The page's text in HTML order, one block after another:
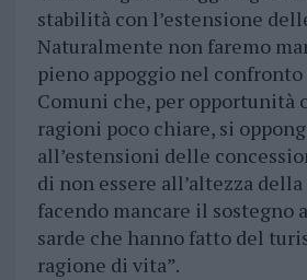
stabilità con l’estensione
Naturalmente non faremo
pieno appoggio nel
Comuni che, per opportunità
ragioni poco chiare, si
all’estensioni delle
di non essere all’altezza
facendo mancare il sostegno
sarde che hanno fatto del
ragione di vita”.